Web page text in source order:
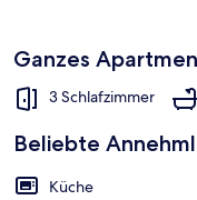
Ganzes
3 Schlafzimmer
Beliebte
Küche